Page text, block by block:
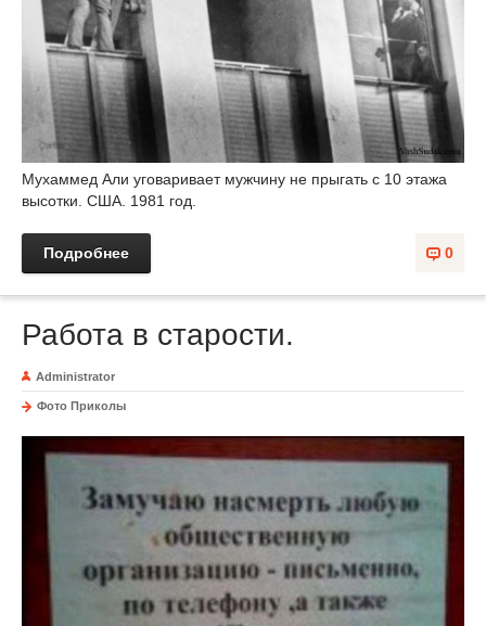
Мухаммед Али уговаривает мужчину не прыгать с 10 этажа
высотки. США. 1981 год.
0
Подробнее
Работа в старости.
Administrator
Фото Приколы